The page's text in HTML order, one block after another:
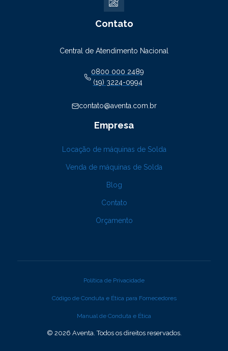
Contato
Central de Atendimento Nacional
0800 000 2489
(19) 3224-0994
contato@aventa.com.br
Empresa
Locação de máquinas de Solda
Venda de máquinas de Solda
Blog
Contato
Orçamento
© 2026 Aventa. Todos os direitos reservados.
Política de Privacidade
Código de Conduta e Ética para Fornecedores
Manual de Conduta e Ética